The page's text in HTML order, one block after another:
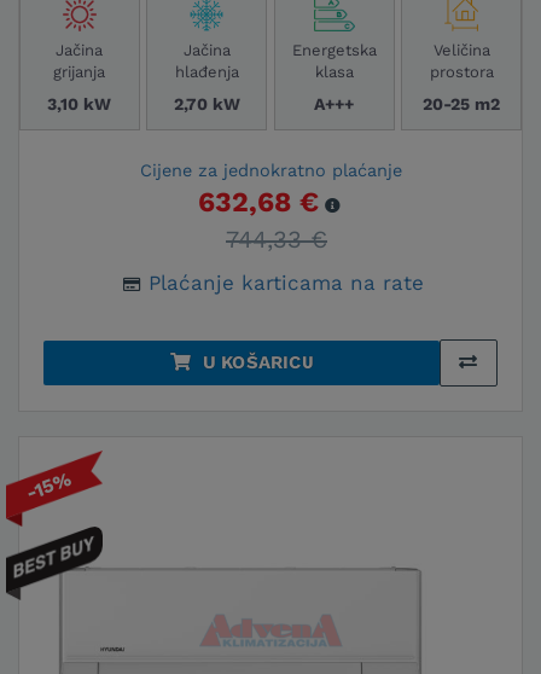
Jačina
grijanja
3,10 kW
Jačina
hlađenja
2,70 kW
Energetska
klasa
A+++
Veličina
prostora
20-25 m2
Cijene za jednokratno plaćanje
632,68 €
744,33 €
Plaćanje karticama na rate
U KOŠARICU
-15%